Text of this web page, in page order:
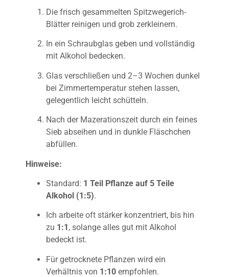
Die frisch gesammelten Spitzwegerich-
Blätter reinigen und grob zerkleinern.
In ein Schraubglas geben und vollständig
mit Alkohol bedecken.
Glas verschließen und 2–3 Wochen dunkel
bei Zimmertemperatur stehen lassen,
gelegentlich leicht schütteln.
Nach der Mazerationszeit durch ein feines
Sieb abseihen und in dunkle Fläschchen
abfüllen.
Hinweise:
Standard: 1 Teil Pflanze auf 5 Teile
Alkohol (1:5).
Ich arbeite oft stärker konzentriert, bis hin
zu 1:1 , solange alles gut mit Alkohol
bedeckt ist.
Für getrocknete Pflanzen wird ein
Verhältnis von 1:10 empfohlen.